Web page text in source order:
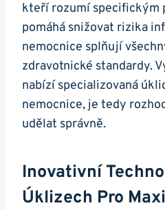
kteří rozumí specifickým
pomáhá snižovat rizika
nemocnice splňují
zdravotnické standardy.
nabízí specializovaná
nemocnice, je tedy
udělat správně.
Inovativní
Úklizech Pro